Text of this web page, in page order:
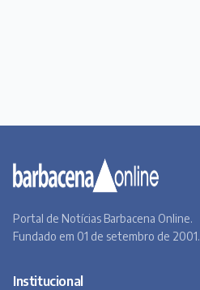
Portal de Notícias Barbacena Online.
Fundado em 01 de setembro de 2001.
Institucional